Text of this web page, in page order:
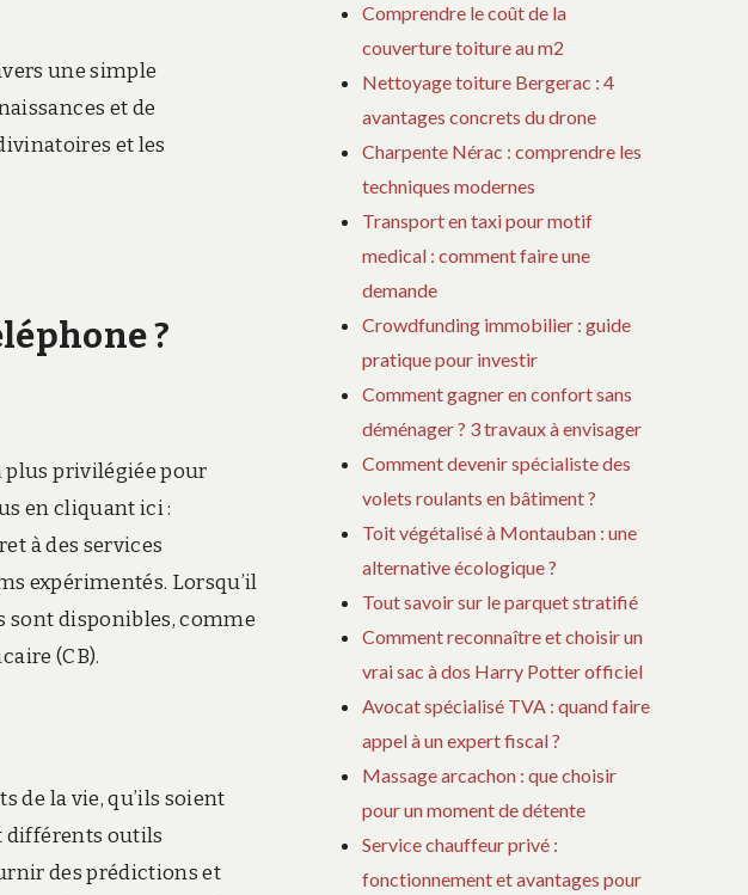
une simple
et de
et les
?
plus privilégiée pour
en cliquant ici :
à des services
expérimentés. Lorsqu’il
sont disponibles, comme
(CB).
de la vie, qu’ils soient
différents outils
des prédictions et
Comprendre le coût de la
couverture toiture au m2
Nettoyage toiture Bergerac : 4
avantages concrets du drone
Charpente Nérac : comprendre les
techniques modernes
Transport en taxi pour motif
medical : comment faire une
demande
Crowdfunding immobilier : guide
pratique pour investir
Comment gagner en confort sans
déménager ? 3 travaux à envisager
Comment devenir spécialiste des
volets roulants en bâtiment ?
Toit végétalisé à Montauban : une
alternative écologique ?
Tout savoir sur le parquet stratifié
Comment reconnaître et choisir un
vrai sac à dos Harry Potter officiel
Avocat spécialisé TVA : quand faire
appel à un expert fiscal ?
Massage arcachon : que choisir
pour un moment de détente
Service chauffeur privé :
fonctionnement et avantages pour